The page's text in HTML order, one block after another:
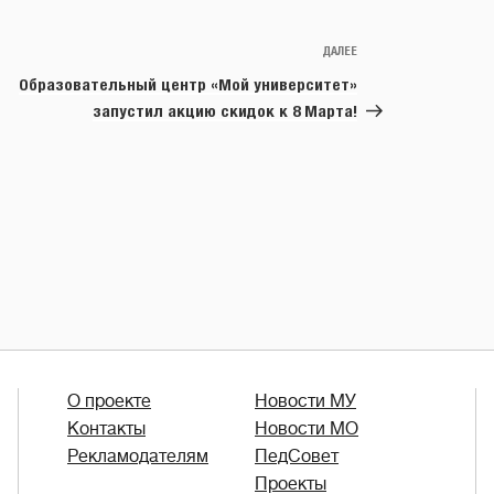
Следующая
ДАЛЕЕ
Образовательный центр «Мой университет»
запустил акцию скидок к 8 Марта!
О проекте
Контакты
Рекламодателям
Новости МУ
Новости МО
ПедСовет
Проекты